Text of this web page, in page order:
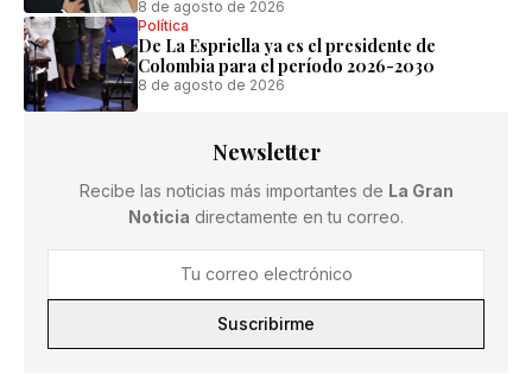
8 de agosto de 2026
Política
De La Espriella ya es el presidente de
Colombia para el período 2026-2030
8 de agosto de 2026
Newsletter
Recibe las noticias más importantes de La Gran
Noticia directamente en tu correo.
Suscribirme